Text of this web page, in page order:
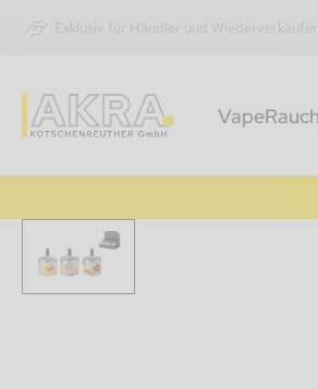
Exklusiv für Händler und Wiederverkäufer
Vape